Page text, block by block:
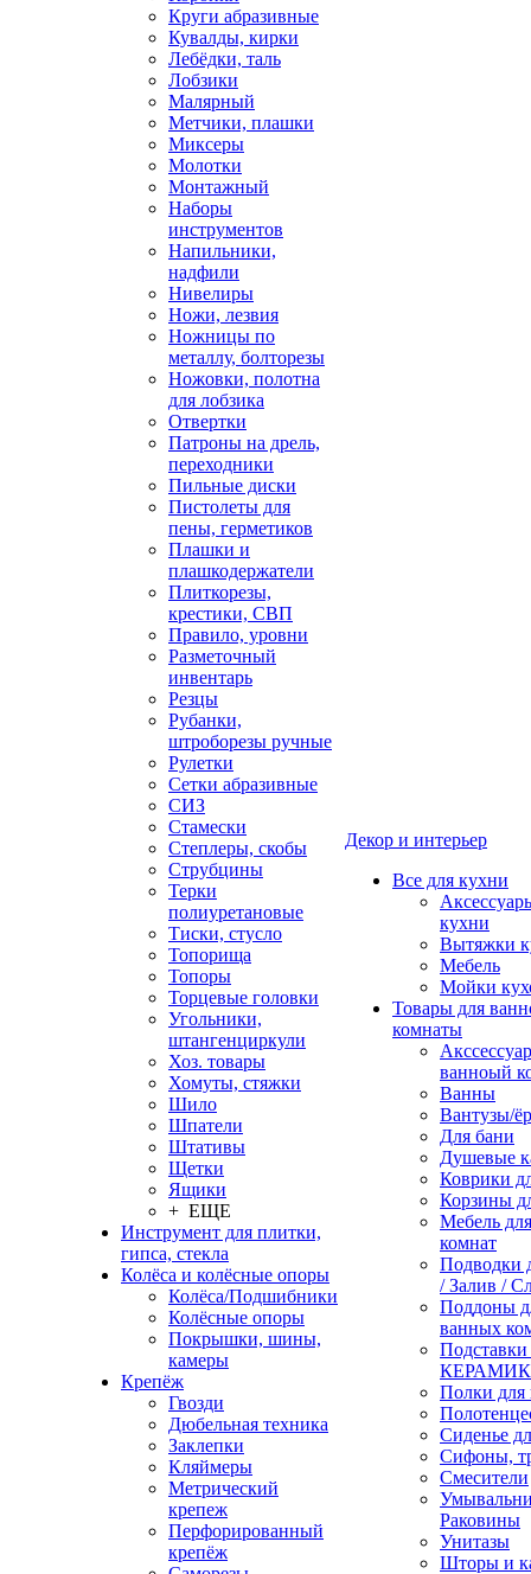
Круги абразивные
Кувалды, кирки
Лебёдки, таль
Лобзики
Малярный
Метчики, плашки
Миксеры
Молотки
Монтажный
Наборы
инструментов
Напильники,
надфили
Нивелиры
Ножи, лезвия
Ножницы по
металлу, болторезы
Ножовки, полотна
для лобзика
Отвертки
Патроны на дрель,
переходники
Пильные диски
Пистолеты для
пены, герметиков
Плашки и
плашкодержатели
Плиткорезы,
крестики, СВП
Правило, уровни
Разметочный
инвентарь
Резцы
Рубанки,
штроборезы ручные
Рулетки
Сетки абразивные
СИЗ
Стамески
Степлеры, скобы
Струбцины
Терки
полиуретановые
Тиски, стусло
Топорища
Топоры
Торцевые головки
Угольники,
штангенциркули
Хоз. товары
Хомуты, стяжки
Шило
Шпатели
Штативы
Щетки
Ящики
+ ЕЩЕ
Инструмент для плитки,
гипса, стекла
Колёса и колёсные опоры
Колёса/Подшибники
Колёсные опоры
Покрышки, шины,
камеры
Крепёж
Гвозди
Дюбельная техника
Заклепки
Кляймеры
Метрический
крепеж
Перфорированный
крепёж
Декор и интерьер
Все для кухни
кухни
Вытяжки
Мебель
Мойки
Товары для
комнаты
ванноый
Ванны
Вантузы/
Для бани
Душевые
Коврики
Корзины
Мебель
комнат
Подводки
/ Залив /
Поддоны
ванных
Полки для
Сиденье
Сифоны,
Смесители
Раковины
Унитазы
Шторы и